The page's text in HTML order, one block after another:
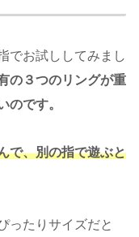
でお試ししてみまし
の３つのリングが重
のです。
で、別の指で遊ぶと
ったりサイズだと